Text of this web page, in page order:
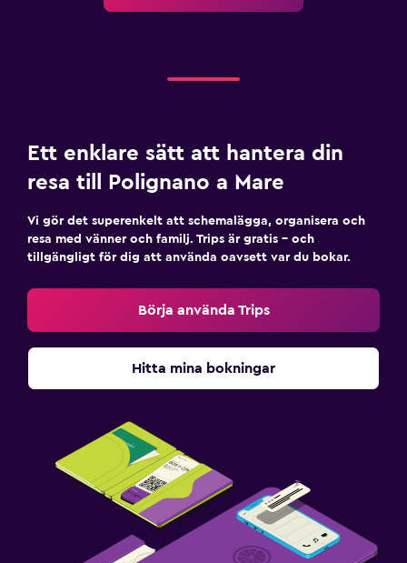
Ett enklare sätt att hantera din
resa till Polignano a Mare
Vi gör det superenkelt att schemalägga, organisera och
resa med vänner och familj. Trips är gratis – och
tillgängligt för dig att använda oavsett var du bokar.
Börja använda Trips
Hitta mina bokningar